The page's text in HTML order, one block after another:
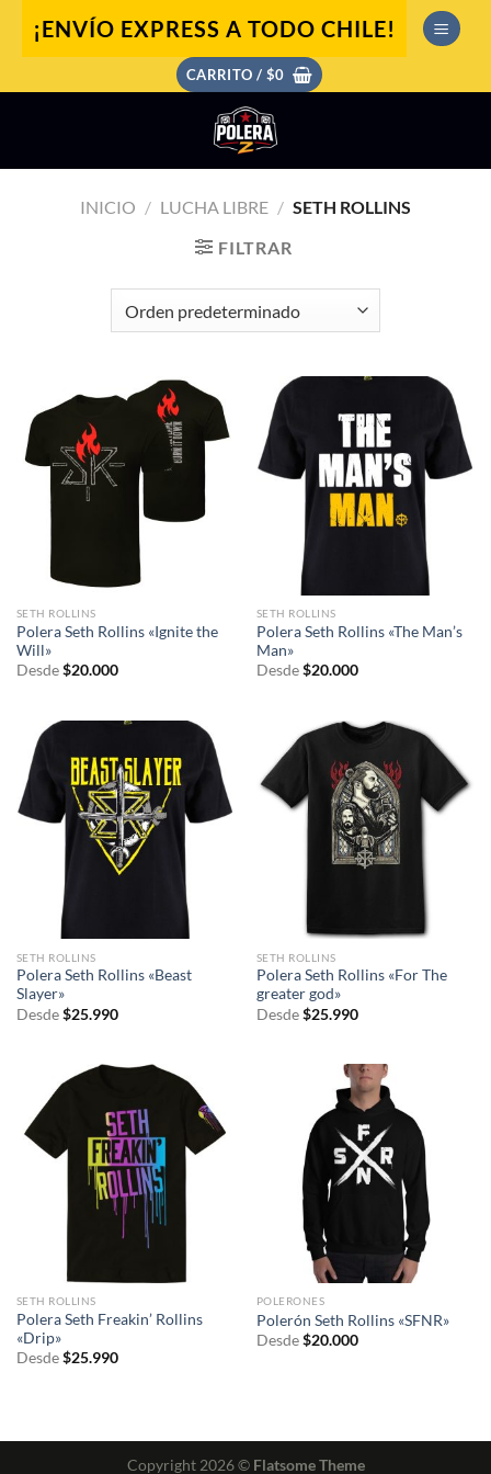
¡ENVÍO EXPRESS A TODO CHILE!
CARRITO / $0
INICIO / LUCHA LIBRE / SETH ROLLINS
FILTRAR
SETH ROLLINS
Polera Seth Rollins «Ignite the
Will»
Desde $20.000
SETH ROLLINS
Polera Seth Rollins «The Man’s
Man»
Desde $20.000
SETH ROLLINS
Polera Seth Rollins «Beast
Slayer»
Desde $25.990
SETH ROLLINS
Polera Seth Rollins «For The
greater god»
Desde $25.990
SETH ROLLINS
Polera Seth Freakin’ Rollins
«Drip»
Desde $25.990
POLERONES
Polerón Seth Rollins «SFNR»
Desde $20.000
Copyright 2026 © Flatsome Theme